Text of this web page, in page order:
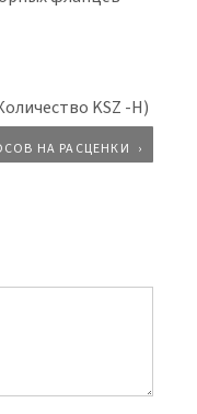
НА РАСЦЕНКИ